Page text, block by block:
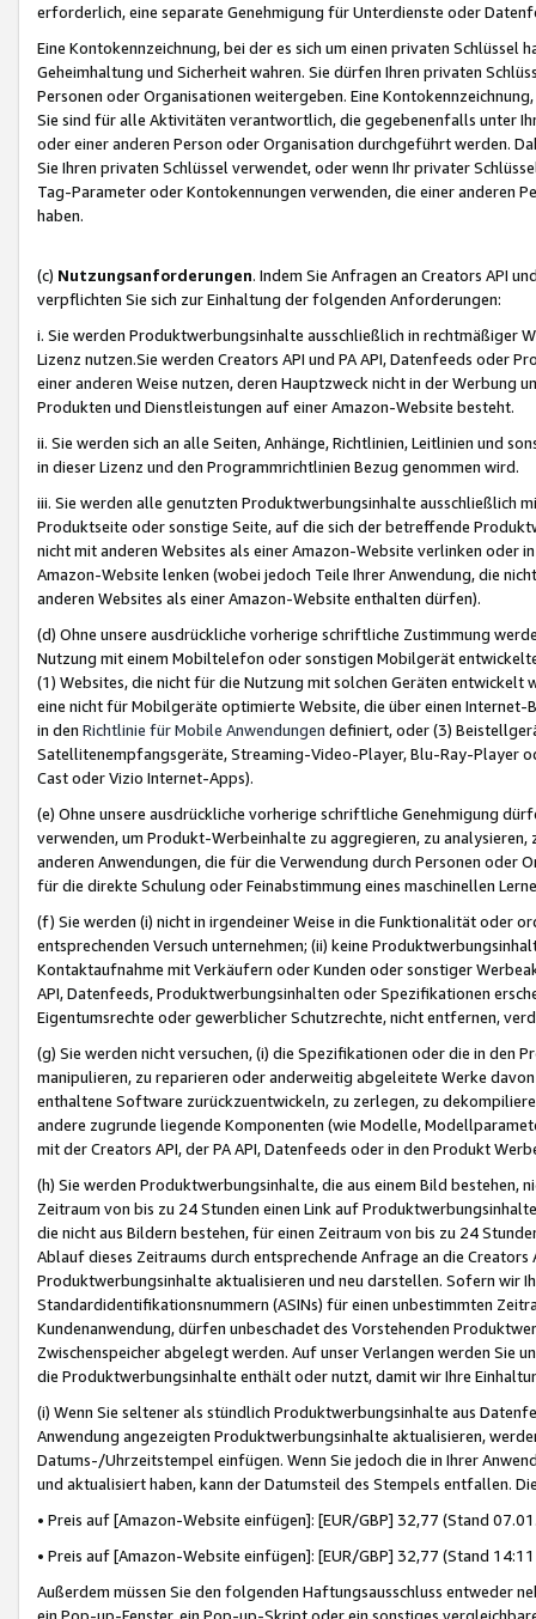
erforderlich, eine separate Genehmigung für Unterdienste oder
Eine Kontokennzeichnung, bei der es sich um einen privaten
Geheimhaltung und Sicherheit wahren. Sie dürfen Ihren privaten
Personen oder Organisationen weitergeben. Eine
Sie sind für alle Aktivitäten verantwortlich, die gegebenenfalls unter
oder einer anderen Person oder Organisation durchgeführt werden.
Sie Ihren privaten Schlüssel verwendet, oder wenn Ihr privater
Tag-Parameter oder Kontokennungen verwenden, die einer anderen
haben.
(c) Nutzungsanforderungen. Indem Sie Anfragen an Creators API
verpflichten Sie sich zur Einhaltung der folgenden Anforderungen:
i. Sie werden Produktwerbungsinhalte ausschließlich in rechtmäßiger
Lizenz nutzen.Sie werden Creators API und PA API, Datenfeeds oder
einer anderen Weise nutzen, deren Hauptzweck nicht in der Werbung
Produkten und Dienstleistungen auf einer Amazon-Website besteht.
ii. Sie werden sich an alle Seiten, Anhänge, Richtlinien, Leitlinien und
in dieser Lizenz und den Programmrichtlinien Bezug genommen wird.
iii. Sie werden alle genutzten Produktwerbungsinhalte ausschließlich
Produktseite oder sonstige Seite, auf die sich der betreffende
nicht mit anderen Websites als einer Amazon-Website verlinken oder
Amazon-Website lenken (wobei jedoch Teile Ihrer Anwendung, die
anderen Websites als einer Amazon-Website enthalten dürfen).
(d) Ohne unsere ausdrückliche vorherige schriftliche Zustimmung
Nutzung mit einem Mobiltelefon oder sonstigen Mobilgerät
(1) Websites, die nicht für die Nutzung mit solchen Geräten
eine nicht für Mobilgeräte optimierte Website, die über einen
in den Richtlinie für Mobile Anwendungen definiert, oder (3)
Satellitenempfangsgeräte, Streaming-Video-Player, Blu-Ray-Player
Cast oder Vizio Internet-Apps).
(e) Ohne unsere ausdrückliche vorherige schriftliche Genehmigung
verwenden, um Produkt-Werbeinhalte zu aggregieren, zu
anderen Anwendungen, die für die Verwendung durch Personen
für die direkte Schulung oder Feinabstimmung eines maschinellen
(f) Sie werden (i) nicht in irgendeiner Weise in die Funktionalität oder
entsprechenden Versuch unternehmen; (ii) keine
Kontaktaufnahme mit Verkäufern oder Kunden oder sonstiger
API, Datenfeeds, Produktwerbungsinhalten oder Spezifikationen
Eigentumsrechte oder gewerblicher Schutzrechte, nicht entfernen,
(g) Sie werden nicht versuchen, (i) die Spezifikationen oder die in
manipulieren, zu reparieren oder anderweitig abgeleitete Werke
enthaltene Software zurückzuentwickeln, zu zerlegen, zu
andere zugrunde liegende Komponenten (wie Modelle,
mit der Creators API, der PA API, Datenfeeds oder in den Produkt
(h) Sie werden Produktwerbungsinhalte, die aus einem Bild bestehen,
Zeitraum von bis zu 24 Stunden einen Link auf
die nicht aus Bildern bestehen, für einen Zeitraum von bis zu 24
Ablauf dieses Zeitraums durch entsprechende Anfrage an die
Produktwerbungsinhalte aktualisieren und neu darstellen. Sofern wir
Standardidentifikationsnummern (ASINs) für einen unbestimmten
Kundenanwendung, dürfen unbeschadet des Vorstehenden
Zwischenspeicher abgelegt werden. Auf unser Verlangen werden Sie
die Produktwerbungsinhalte enthält oder nutzt, damit wir Ihre
(i) Wenn Sie seltener als stündlich Produktwerbungsinhalte aus
Anwendung angezeigten Produktwerbungsinhalte aktualisieren,
Datums-/Uhrzeitstempel einfügen. Wenn Sie jedoch die in Ihrer
und aktualisiert haben, kann der Datumsteil des Stempels entfallen.
• Preis auf [Amazon-Website einfügen]: [EUR/GBP] 32,77 (Stand
• Preis auf [Amazon-Website einfügen]: [EUR/GBP] 32,77 (Stand
Außerdem müssen Sie den folgenden Haftungsausschluss entweder
ein Pop-up-Fenster, ein Pop-up-Skript oder ein sonstiges